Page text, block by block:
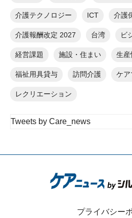
介護テクノロジー ICT 介護
介護報酬改定 2027 台湾 ビ
経営課題 施設・住まい 生産
福祉用具貸与 訪問介護 ケア
レクリエーション
Tweets by Care_news
プライバシー